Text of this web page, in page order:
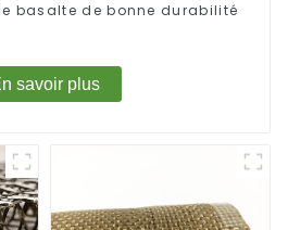
basalte de bonne durabilité
savoir plus